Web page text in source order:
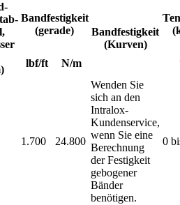
Bandfestigkeit
(gerade)
Bandfestigkeit
(Kurven)
lbf/ft N/m
1.700 24.800
Wenden Sie
sich an den
Intralox-
Kundenservice,
wenn Sie eine
Berechnung
der Festigkeit
gebogener
Bänder
benötigen.
0